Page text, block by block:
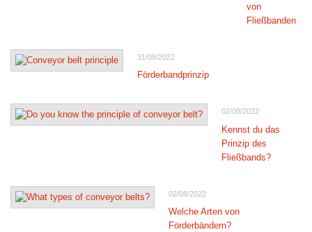
von
Fließbanden
31/08/2022
Förderbandprinzip
02/08/2022
Kennst du das
Prinzip des
Fließbands?
02/08/2022
Welche Arten von
Förderbändern?